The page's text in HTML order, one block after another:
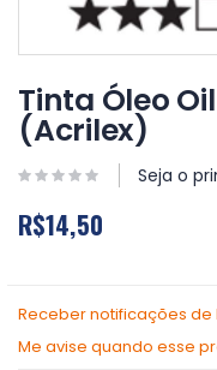
para
o
início
da
Galeria
imagens
Tinta Óleo
(Acrilex)
Seja o
R$14,50
Receber notificações
Me avise quando esse